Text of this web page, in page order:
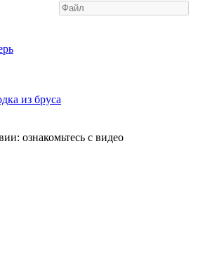
из бруса
ознакомьтесь с видео